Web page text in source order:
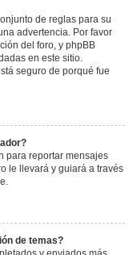
de reglas para su
advertencia. Por favor
del foro, y phpBB
en este sitio.
seguro de porqué fue
para reportar mensajes
le llevará y guiará a través
de temas?